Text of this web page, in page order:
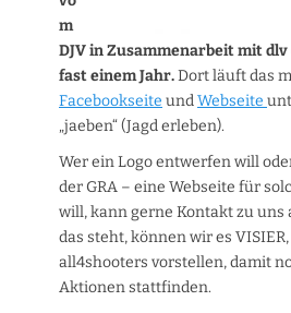
m
DJV in Zusammenarbeit mit
fast einem Jahr.Dort läuft das
Facebookseite undWebseite
„jaeben“ (Jagd erleben).
Wer ein Logo entwerfen will
der GRA – eine Webseite für
will, kann gerne Kontakt zu uns
das steht, können wir es
all4shooters vorstellen, damit
Aktionen stattfinden.